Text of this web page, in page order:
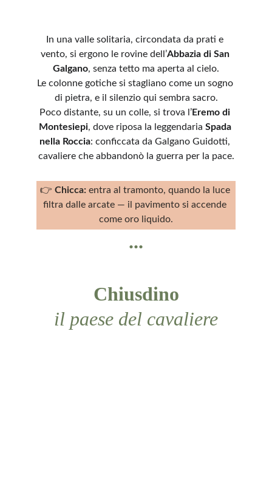
In una valle solitaria, circondata da prati e
vento, si ergono le rovine dell’Abbazia di San
Galgano, senza tetto ma aperta al cielo.
Le colonne gotiche si stagliano come un sogno
di pietra, e il silenzio qui sembra sacro.
Poco distante, su un colle, si trova l’Eremo di
Montesiepi, dove riposa la leggendaria Spada
nella Roccia: conficcata da Galgano Guidotti,
cavaliere che abbandonò la guerra per la pace.
👉 Chicca: entra al tramonto, quando la luce
filtra dalle arcate — il pavimento si accende
come oro liquido.
...
Chiusdino
il paese del cavaliere